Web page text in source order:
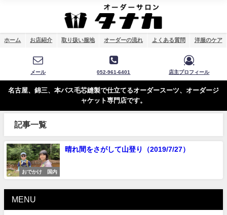
ホーム お店紹介 取り扱い服地 オーダーの流れ よくある質問 洋服のケア
メール 052-961-6401 店主プロフィール
名古屋、錦三、本バス毛芯縫製で仕立てるオーダースーツ、オーダージ
ャケット専門店です。
記事一覧
おでかけ 国内
晴れ間をさがして山登り（2019/7/27）
MENU